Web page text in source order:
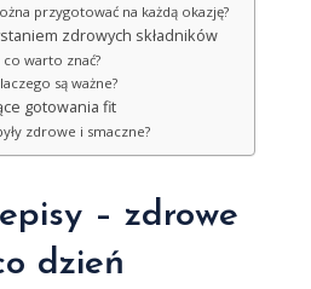
przygotować na każdą okazję?
zdrowych składników
co warto znać?
są ważne?
gotowania fit
zdrowe i smaczne?
– zdrowe
dzień